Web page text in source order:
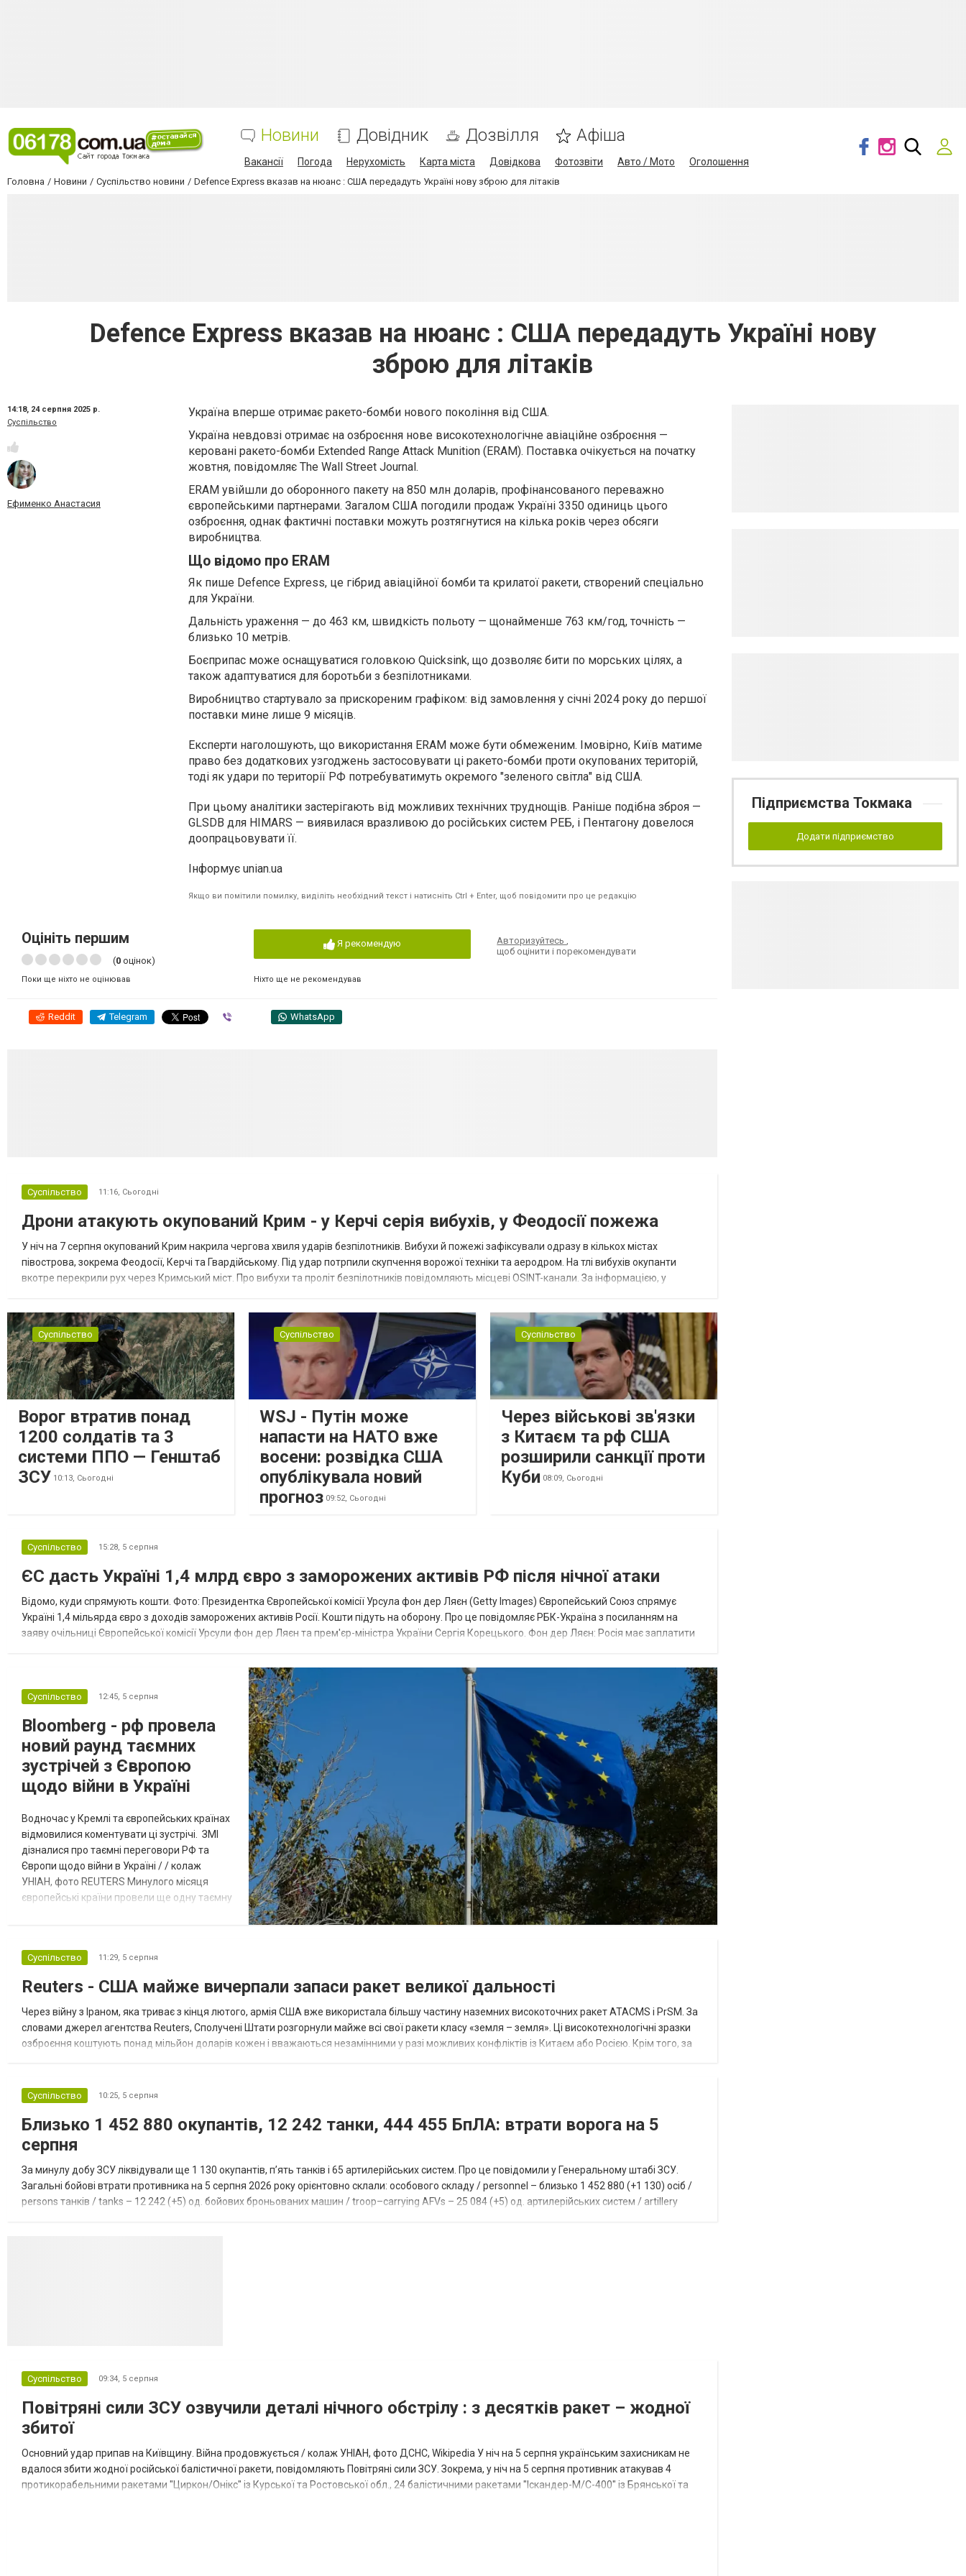
Новини Довідник Дозвілля Афіша
Вакансії Погода Нерухомість Карта міста Довідкова Фотозвіти Авто / Мото Оголошення
Головна Новини Суспільство новини Defence Express вказав на нюанс : США передадуть Україні нову зброю для літаків
Defence Express вказав на нюанс : США передадуть Україні нову
зброю для літаків
14:18, 24 серпня 2025 р.
Суспільство
Ефименко Анастасия
Україна вперше отримає ракето-бомби нового покоління від США.
Україна невдовзі отримає на озброєння нове високотехнологічне авіаційне озброєння —
керовані ракето-бомби Extended Range Attack Munition (ERAM). Поставка очікується на початку
жовтня, повідомляє The Wall Street Journal.
ERAM увійшли до оборонного пакету на 850 млн доларів, профінансованого переважно
європейськими партнерами. Загалом США погодили продаж Україні 3350 одиниць цього
озброєння, однак фактичні поставки можуть розтягнутися на кілька років через обсяги
виробництва.
Що відомо про ERAM
Як пише Defence Express, це гібрид авіаційної бомби та крилатої ракети, створений спеціально
для України.
Дальність ураження — до 463 км, швидкість польоту — щонайменше 763 км/год, точність —
близько 10 метрів.
Боєприпас може оснащуватися головкою Quicksink, що дозволяє бити по морських цілях, а
також адаптуватися для боротьби з безпілотниками.
Виробництво стартувало за прискореним графіком: від замовлення у січні 2024 року до першої
поставки мине лише 9 місяців.
Експерти наголошують, що використання ERAM може бути обмеженим. Імовірно, Київ матиме
право без додаткових узгоджень застосовувати ці ракето-бомби проти окупованих територій,
тоді як удари по території РФ потребуватимуть окремого "зеленого світла" від США.
При цьому аналітики застерігають від можливих технічних труднощів. Раніше подібна зброя —
GLSDB для HIMARS — виявилася вразливою до російських систем РЕБ, і Пентагону довелося
доопрацьовувати її.
Інформує unian.ua
Якщо ви помітили помилку, виділіть необхідний текст і натисніть Ctrl + Enter, щоб повідомити про це редакцію
Оцініть першим
(0 оцінок)
Поки ще ніхто не оцінював
Я рекомендую
Ніхто ще не рекомендував
Авторизуйтесь,
щоб оцінити і порекомендувати
Reddit Telegram WhatsApp
Суспільство 11:16, Сьогодні
Дрони атакують окупований Крим - у Керчі серія вибухів, у Феодосії пожежа
У ніч на 7 серпня окупований Крим накрила чергова хвиля ударів безпілотників. Вибухи й пожежі зафіксували одразу в кількох містах
півострова, зокрема Феодосії, Керчі та Гвардійському. Під удар потрпили скупчення ворожої техніки та аеродром. На тлі вибухів окупанти
вкотре перекрили рух через Кримський міст. Про вибухи та проліт безпілотників повідомляють місцеві OSINT-канали. За інформацією, у
Суспільство
Ворог втратив понад
1200 солдатів та 3
системи ППО — Генштаб
ЗСУ 10:13, Сьогодні
Суспільство
WSJ - Путін може
напасти на НАТО вже
восени: розвідка США
опублікувала новий
прогноз 09:52, Сьогодні
Суспільство
Через військові зв'язки
з Китаєм та рф США
розширили санкції проти
Куби 08:09, Сьогодні
Суспільство 15:28, 5 серпня
ЄС дасть Україні 1,4 млрд євро з заморожених активів РФ після нічної атаки
Відомо, куди спрямують кошти. Фото: Президентка Європейської комісії Урсула фон дер Ляєн (Getty Images) Європейський Союз спрямує
Україні 1,4 мільярда євро з доходів заморожених активів Росії. Кошти підуть на оборону. Про це повідомляє РБК-Україна з посиланням на
заяву очільниці Європейської комісії Урсули фон дер Ляєн та прем'єр-міністра України Сергія Корецького. Фон дер Ляєн: Росія має заплатити
Суспільство 12:45, 5 серпня
Bloomberg - рф провела
новий раунд таємних
зустрічей з Європою
щодо війни в Україні
Водночас у Кремлі та європейських країнах
відмовилися коментувати ці зустрічі. ЗМІ
дізналися про таємні переговори РФ та
Європи щодо війни в Україні / / колаж
УНІАН, фото REUTERS Минулого місяця
європейські країни провели ще одну таємну
зі сторони Європи до цих переговорів
долучилися колишні високопосадовці
Великої Британії, Франції, Німеччини та Р...
Суспільство 11:29, 5 серпня
Reuters - США майже вичерпали запаси ракет великої дальності
Через війну з Іраном, яка триває з кінця лютого, армія США вже використала більшу частину наземних високоточних ракет ATACMS і PrSM. За
словами джерел агентства Reuters, Сполучені Штати розгорнули майже всі свої ракети класу «земля – земля». Ці високотехнологічні зразки
озброєння коштують понад мільйон доларів кожен і вважаються незамінними у разі можливих конфліктів із Китаєм або Росією. Крім того, за
Суспільство 10:25, 5 серпня
Близько 1 452 880 окупантів, 12 242 танки, 444 455 БпЛА: втрати ворога на 5
серпня
За минулу добу ЗСУ ліквідували ще 1 130 окупантів, пʼять танків і 65 артилерійських систем. Про це повідомили у Генеральному штабі ЗСУ.
Загальні бойові втрати противника на 5 серпня 2026 року орієнтовно склали: особового складу / personnel – близько 1 452 880 (+1 130) осіб /
persons танків / tanks – 12 242 (+5) од. бойових броньованих машин / troop–carrying AFVs – 25 084 (+5) од. артилерійських систем / artillery
Суспільство 09:34, 5 серпня
Повітряні сили ЗСУ озвучили деталі нічного обстрілу : з десятків ракет – жодної
збитої
Основний удар припав на Київщину. Війна продовжується / колаж УНІАН, фото ДСНС, Wikipedia У ніч на 5 серпня українським захисникам не
вдалося збити жодної російської балістичної ракети, повідомляють Повітряні сили ЗСУ. Зокрема, у ніч на 5 серпня противник атакував 4
протикорабельними ракетами "Циркон/Онікс" із Курської та Ростовської обл., 24 балістичними ракетами "Іскандер-М/С-400" із Брянської та
Підприємства Токмака
Додати підприємство